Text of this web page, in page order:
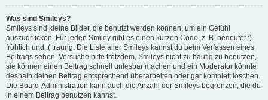
Was sind Smileys?
Smileys sind kleine Bilder, die benutzt werden können, um ein Gefühl
auszudrücken. Für jeden Smiley gibt es einen kurzen Code, z. B. bedeutet :)
fröhlich und :( traurig. Die Liste aller Smileys kannst du beim Verfassen eines
Beitrags sehen. Versuche bitte trotzdem, Smileys nicht zu häufig zu benutzen,
sie können einen Beitrag schnell unlesbar machen und ein Moderator könnte
deshalb deinen Beitrag entsprechend überarbeiten oder gar komplett löschen.
Die Board-Administration kann auch die Anzahl der Smileys begrenzen, die du
in einem Beitrag benutzen kannst.